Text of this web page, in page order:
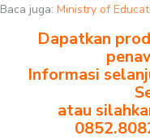
Baca juga: Ministry of
Dapatkan
Informasi
atau